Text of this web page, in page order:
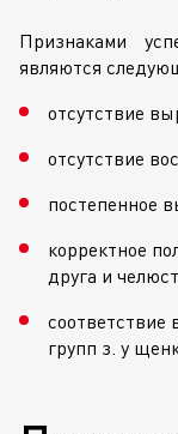
Признаками
являются
отсутствие
отсутствие
постепенное
корректное
друга и
соответствие
групп з. у